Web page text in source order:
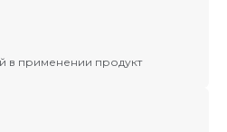
в применении продукт